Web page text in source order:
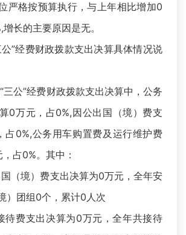
严格按预算执行，与上年相比增加0
长的主要原因是无。
经费财政拨款支出决算具体情况说
公”经费财政拨款支出决算中，公务
0万元，占0%,因公出国（境）费支
占0%,公务用车购置费及运行维护费
占0%。其中：
境）费支出决算为0万元，全年安
）团组0个，累计0人次
费支出决算为0万元，全年共接待